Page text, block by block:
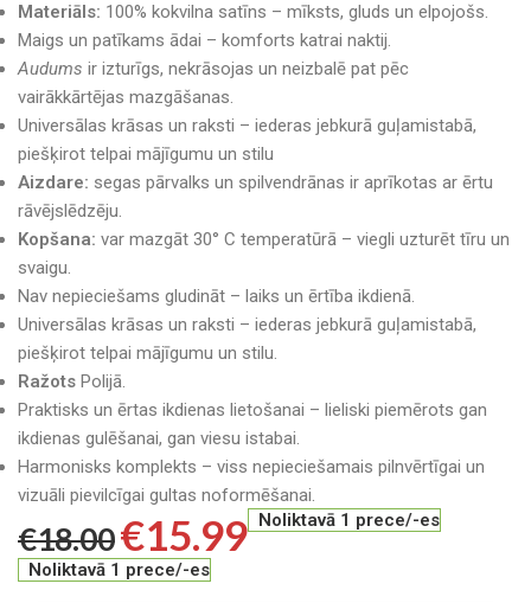
Materiāls: 100% kokvilna satīns – mīksts, gluds un elpojošs.
Maigs un patīkams ādai – komforts katrai naktij.
Audums ir izturīgs, nekrāsojas un neizbalē pat pēc
vairākkārtējas mazgāšanas.
Universālas krāsas un raksti – iederas jebkurā guļamistabā,
piešķirot telpai mājīgumu un stilu
Aizdare: segas pārvalks un spilvendrānas ir aprīkotas ar ērtu
rāvējslēdzēju.
Kopšana: var mazgāt 30° C temperatūrā – viegli uzturēt tīru un
svaigu.
Nav nepieciešams gludināt – laiks un ērtība ikdienā.
Universālas krāsas un raksti – iederas jebkurā guļamistabā,
piešķirot telpai mājīgumu un stilu.
Ražots Polijā.
Praktisks un ērtas ikdienas lietošanai – lieliski piemērots gan
ikdienas gulēšanai, gan viesu istabai.
Harmonisks komplekts – viss nepieciešamais pilnvērtīgai un
vizuāli pievilcīgai gultas noformēšanai.
€18.00€15.99 Noliktavā 1 prece/-es
Noliktavā 1 prece/-es